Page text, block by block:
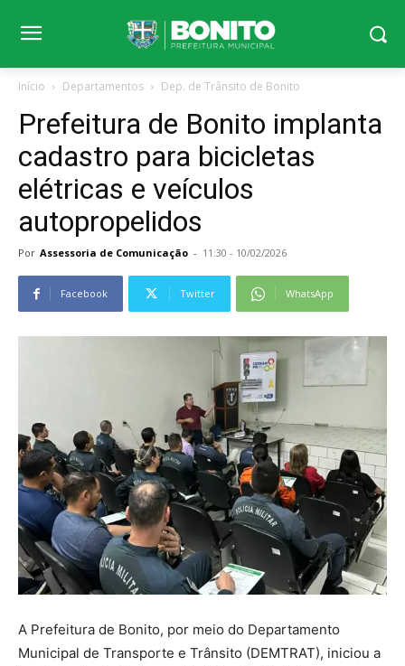
Início Departamentos Dep. de Trânsito de Bonito
Prefeitura de Bonito implanta
cadastro para bicicletas
elétricas e veículos
autopropelidos
Por Assessoria de Comunicação - 11:30 - 10/02/2026
Facebook Twitter WhatsApp
A Prefeitura de Bonito, por meio do Departamento
Municipal de Transporte e Trânsito (DEMTRAT), iniciou a